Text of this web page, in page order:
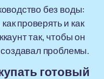
без воды:
проверять и как
так, чтобы он
проблемы.
готовый